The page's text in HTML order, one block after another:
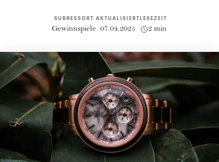
SUBRESSORT
Gewinnspiele
AKTUALISIERT
07.04.2025
LESEZEIT
2 min